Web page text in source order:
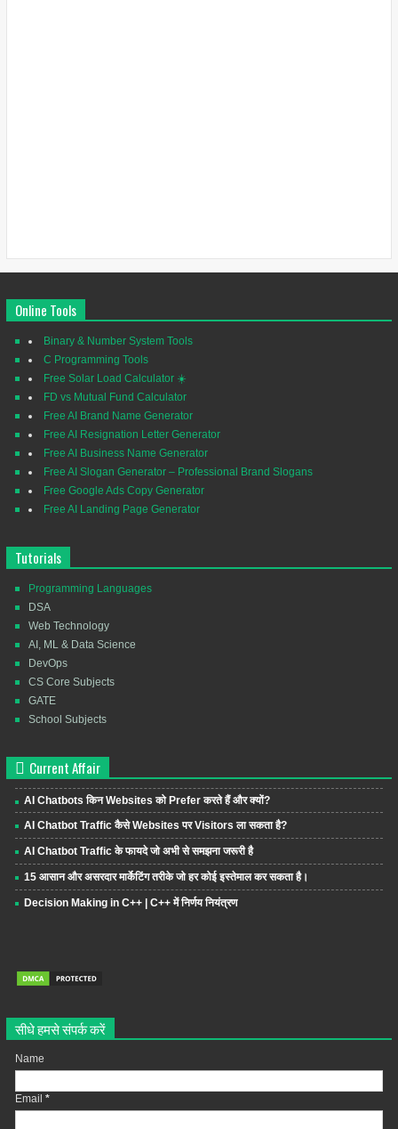
Online Tools
Binary & Number System Tools
C Programming Tools
Free Solar Load Calculator ☀️
FD vs Mutual Fund Calculator
Free AI Brand Name Generator
Free AI Resignation Letter Generator
Free AI Business Name Generator
Free AI Slogan Generator – Professional Brand Slogans
Free Google Ads Copy Generator
Free AI Landing Page Generator
Tutorials
Programming Languages
DSA
Web Technology
AI, ML & Data Science
DevOps
CS Core Subjects
GATE
School Subjects
Current Affair
AI Chatbots किन Websites को Prefer करते हैं और क्यों?
AI Chatbot Traffic कैसे Websites पर Visitors ला सकता है?
AI Chatbot Traffic के फायदे जो अभी से समझना जरूरी है
15 आसान और असरदार मार्केटिंग तरीके जो हर कोई इस्तेमाल कर सकता है।
Decision Making in C++ | C++ में निर्णय नियंत्रण
सीधे हमसे संपर्क करें
Name
Email *